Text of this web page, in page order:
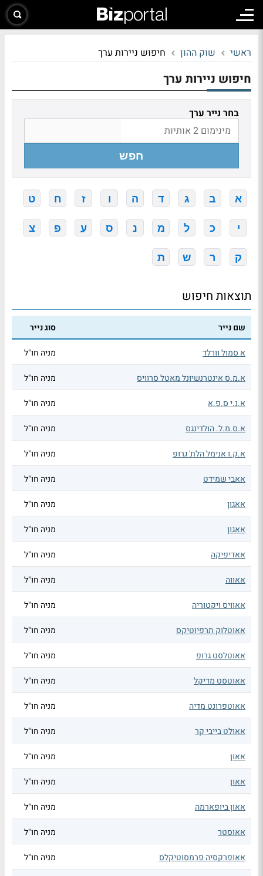
ראשי שוק ההון חיפוש ניירות ערך
חיפוש ניירות ערך
בחר נייר ערך
חפש
א ב ג ד ה ו ז ח ט
י כ ל מ נ ס ע פ צ
ק ר ש ת
תוצאות חיפוש
שם נייר סוג נייר
א סמול וורלד מניה חו"ל
א.מ.ס אינטרנשיונל מאטל סרוויס מניה חו"ל
א.נ.י ס.פ.א מניה חו"ל
א.ס.מ.ל. הולדינגס מניה חו"ל
א.ק.ו אנימל הלת' גרופ מניה חו"ל
אאבי שמידט מניה חו"ל
אאגון מניה חו"ל
אאגון מניה חו"ל
אאדיפיקה מניה חו"ל
אאווה מניה חו"ל
אאוויס ויקטוריה מניה חו"ל
אאוטלוק תרפיוטיקס מניה חו"ל
אאוטלסט גרופ מניה חו"ל
אאוטסט מדיקל מניה חו"ל
אאוטפרונט מדיה מניה חו"ל
אאולט בייבי קר מניה חו"ל
אאון מניה חו"ל
אאון מניה חו"ל
אאון ביופארמה מניה חו"ל
אאוסטר מניה חו"ל
אאופרקסיה פרמסוטיקלס מניה חו"ל